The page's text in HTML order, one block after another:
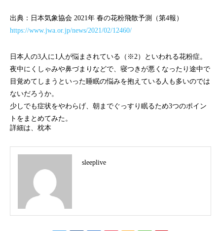
出典：日本気象協会 2021年 春の花粉飛散予測（第4報）
https://www.jwa.or.jp/news/2021/02/12460/
日本人の3人に1人が悩まされている（※2）といわれる花粉症。
夜中にくしゃみや鼻づまりなどで、寝つきが悪くなったり途中で
目覚めてしまうといった睡眠の悩みを抱えている人も多いのでは
ないだろうか。
少しでも症状をやわらげ、朝までぐっすり眠るため3つのポイン
トをまとめてみた。
詳細は、枕本
sleeplive